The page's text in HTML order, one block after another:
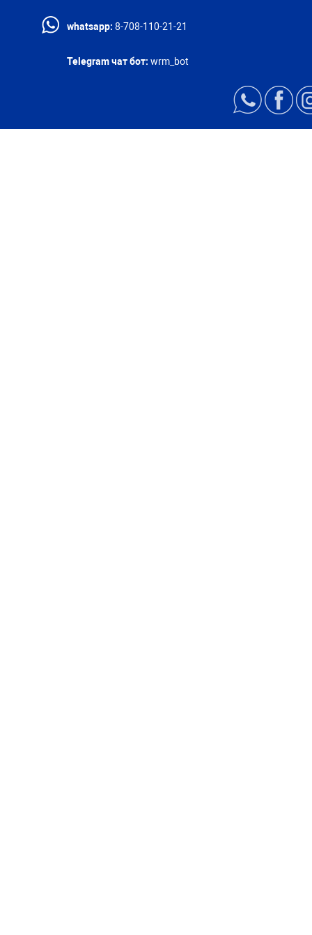
whatsapp: 8-708-110-21-21
Telegram чат бот: wrm_bot